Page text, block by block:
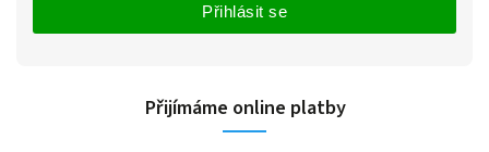
Přihlásit se
Přijímáme online platby